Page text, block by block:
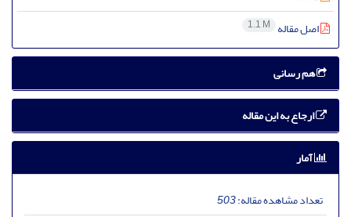
اصل مقاله 1.1 M
هم رسانی
ارجاع به این مقاله
آمار
تعداد مشاهده مقاله:503